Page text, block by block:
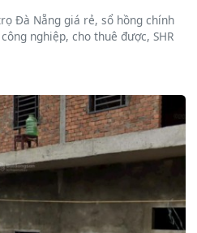
Đà Nẵng giá rẻ, sổ hồng chính
nghiệp, cho thuê được, SHR